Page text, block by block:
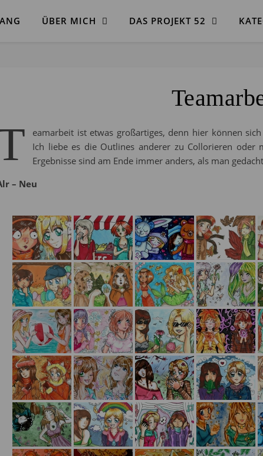
ÜBER MICH DAS PROJEKT 52
eamarbeit ist etwas großartiges, denn hier können
Ich liebe es die Outlines anderer zu Collorieren oder
Ergebnisse sind am Ende immer anders, als man
– Neu